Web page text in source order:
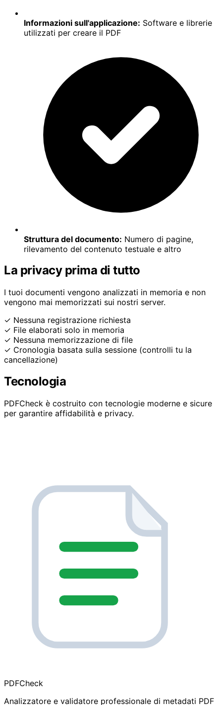
Informazioni sull'applicazione: Software e librerie
utilizzati per creare il PDF
Struttura del documento: Numero di pagine,
rilevamento del contenuto testuale e altro
La privacy prima di tutto
I tuoi documenti vengono analizzati in memoria e non
vengono mai memorizzati sui nostri server.
✓ Nessuna registrazione richiesta
✓ File elaborati solo in memoria
✓ Nessuna memorizzazione di file
✓ Cronologia basata sulla sessione (controlli tu la
cancellazione)
Tecnologia
PDFCheck è costruito con tecnologie moderne e sicure
per garantire affidabilità e privacy.
PDFCheck
Analizzatore e validatore professionale di metadati PDF